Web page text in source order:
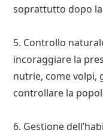
soprattutto dopo
5. Controllo
incoraggiare la
nutrie, come volpi,
controllare la
6. Gestione